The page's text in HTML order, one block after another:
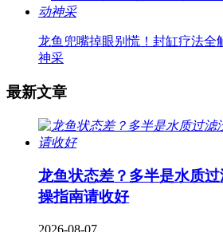
龙鱼兜嘴掉眼别慌！封缸疗法全
神采
最新文章
龙鱼状态差？多半是水质
操指南请收好